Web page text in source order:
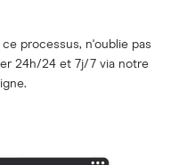
processus, n'oublie pas
24h/24 et 7j/7 via notre